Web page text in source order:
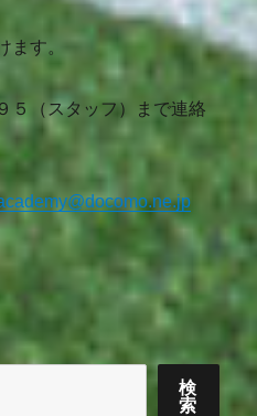
ます。
５（スタッフ）まで連絡
検
索